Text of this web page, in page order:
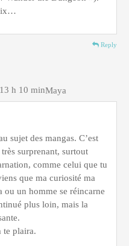
Reply
Maya
h 10 min
sujet des mangas. C’est
surprenant, surtout
comme celui que tu
que ma curiosité ma
ou un homme se réincarne
plus loin, mais la
te plaira.